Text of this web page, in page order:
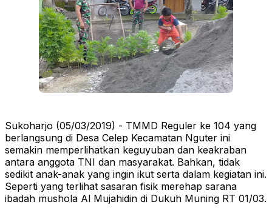
Sukoharjo (05/03/2019) - TMMD Reguler ke 104 yang
berlangsung di Desa Celep Kecamatan Nguter ini
semakin memperlihatkan keguyuban dan keakraban
antara anggota TNI dan masyarakat. Bahkan, tidak
sedikit anak-anak yang ingin ikut serta dalam kegiatan ini.
Seperti yang terlihat sasaran fisik merehap sarana
ibadah mushola Al Mujahidin di Dukuh Muning RT 01/03.